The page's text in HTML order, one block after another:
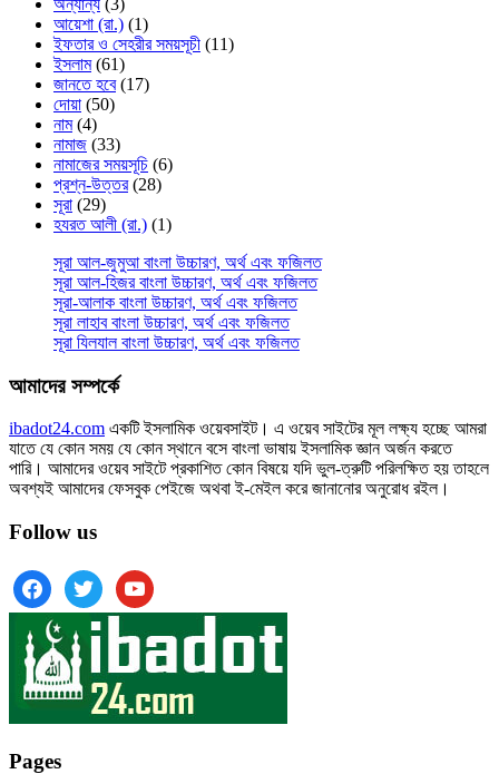
অন্যান্য (3)
আয়েশা (রা.) (1)
ইফতার ও সেহরীর সময়সূচী (11)
ইসলাম(61)
জানতে হবে(17)
দোয়া (50)
নাম(4)
নামাজ (33)
নামাজের সময়সূচি (6)
প্রশ্ন-উত্তর(28)
সূরা (29)
হযরত আলী (রা.) (1)
সূরা আল-জুমুআ বাংলা উচ্চারণ, অর্থ এবং ফজিলত
সূরা আল-হিজর বাংলা উচ্চারণ, অর্থ এবং ফজিলত
সূরা-আলাক বাংলা উচ্চারণ, অর্থ এবং ফজিলত
সূরা লাহাব‌‌‌ বাংলা উচ্চারণ, অর্থ এবং ফজিলত
সূরা যিলযাল বাংলা উচ্চারণ, অর্থ এবং ফজিলত
আমাদের সম্পর্কে
ibadot24.com একটি ইসলামিক ওয়েবসাইট। এ ওয়েব সাইটের মূল লক্ষ্য হচ্ছে আমরা
যাতে যে কোন সময় যে কোন স্থানে বসে বাংলা ভাষায় ইসলামিক জ্ঞান অর্জন করতে
পারি। আমাদের ওয়েব সাইটে প্রকাশিত কোন বিষয়ে যদি ভুল-ত্রুটি পরিলক্ষিত হয় তাহলে
অবশ্যই আমাদের ফেসবুক পেইজে অথবা ই-মেইল করে জানানোর অনুরোধ রইল।
Follow us
facebooktwitter youtube
Pages